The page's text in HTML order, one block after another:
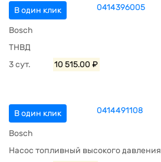
В один клик 0414396005
Bosch
ТНВД
3 сут.
10 515.00 ₽
В один клик 0414491108
Bosch
Насос топливный высокого давления